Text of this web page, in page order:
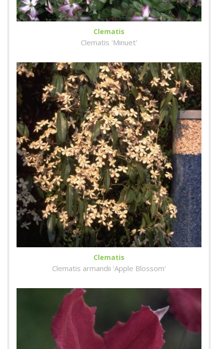
Clematis
Clematis 'Minuet'
Clematis
Clematis armandii 'Apple Blossom'